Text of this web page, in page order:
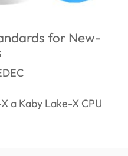
for New-
a Kaby Lake-X CPU